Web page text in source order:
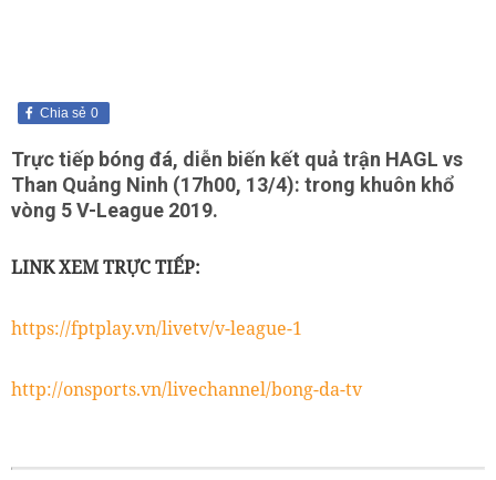
0
Chia sẻ
Trực tiếp bóng đá, diễn biến kết quả trận HAGL vs
Than Quảng Ninh (17h00, 13/4): trong khuôn khổ
vòng 5 V-League 2019.
LINK XEM TRỰC TIẾP:
https://fptplay.vn/livetv/v-league-1
http://onsports.vn/livechannel/bong-da-tv